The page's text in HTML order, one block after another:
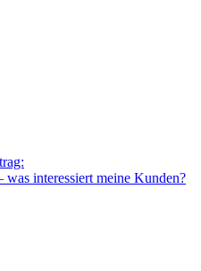
interessiert meine Kunden?